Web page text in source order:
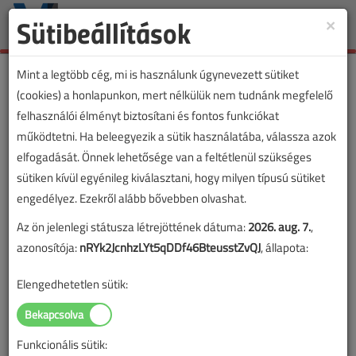
Toggle
×
Sütibeállítások
Mint a legtöbb cég, mi is használunk úgynevezett sütiket
(cookies) a honlapunkon, mert nélkülük nem tudnánk megfelelő
felhasználói élményt biztosítani és fontos funkciókat
működtetni. Ha beleegyezik a sütik használatába, válassza azok
elfogadását. Önnek lehetősége van a feltétlenül szükséges
sütiken kívül egyénileg kiválasztani, hogy milyen típusú sütiket
engedélyez. Ezekről alább bővebben olvashat.
Az ön jelenlegi státusza létrejöttének dátuma:2026. aug. 7.,
azonosítója:nRYk2JcnhzLYt5qDDf46BteusstZvQJ, állapota:
Elengedhetetlen sütik:
Funkcionális sütik: